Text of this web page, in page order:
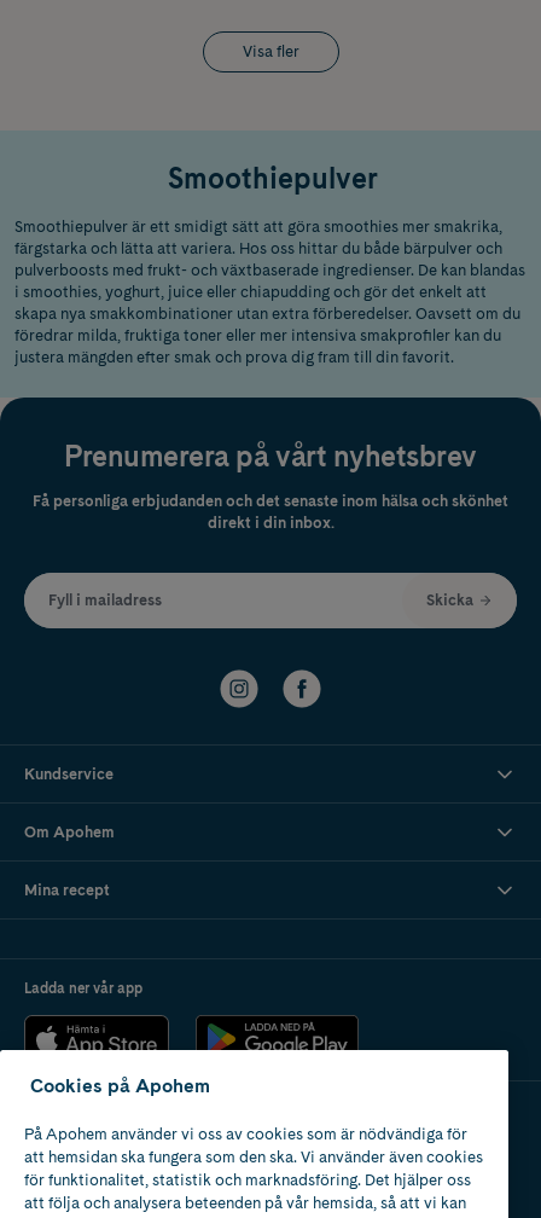
Visa fler
Smoothiepulver
Smoothiepulver är ett smidigt sätt att göra smoothies mer smakrika,
färgstarka och lätta att variera. Hos oss hittar du både bärpulver och
pulverboosts med frukt- och växtbaserade ingredienser. De kan blandas
i smoothies, yoghurt, juice eller chiapudding och gör det enkelt att
skapa nya smakkombinationer utan extra förberedelser. Oavsett om du
föredrar milda, fruktiga toner eller mer intensiva smakprofiler kan du
justera mängden efter smak och prova dig fram till din favorit.
Prenumerera på vårt nyhetsbrev
Få personliga erbjudanden och det senaste inom hälsa och skönhet
direkt i din inbox.
Fyll i mailadress Skicka
Kundservice
Om Apohem
Mina recept
Ladda ner vår app
Apotek med tillstånd
av Läkemedelsverket
Cookies på Apohem
På Apohem använder vi oss av cookies som är nödvändiga för
att hemsidan ska fungera som den ska. Vi använder även cookies
för funktionalitet, statistik och marknadsföring. Det hjälper oss
att följa och analysera beteenden på vår hemsida, så att vi kan